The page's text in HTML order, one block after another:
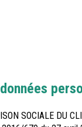
SOCIALE DU